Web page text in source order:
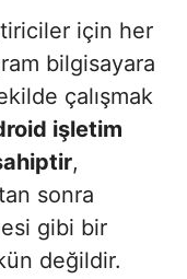
için her
bilgisayara
çalışmak
işletim
,
sonra
gibi bir
değildir.